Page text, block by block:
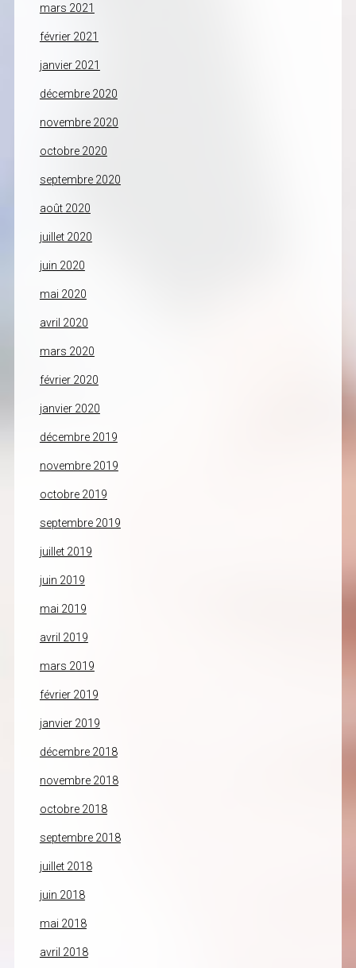
mars 2021
février 2021
janvier 2021
décembre 2020
novembre 2020
octobre 2020
septembre 2020
août 2020
juillet 2020
juin 2020
mai 2020
avril 2020
mars 2020
février 2020
janvier 2020
décembre 2019
novembre 2019
octobre 2019
septembre 2019
juillet 2019
juin 2019
mai 2019
avril 2019
mars 2019
février 2019
janvier 2019
décembre 2018
novembre 2018
octobre 2018
septembre 2018
juillet 2018
juin 2018
mai 2018
avril 2018